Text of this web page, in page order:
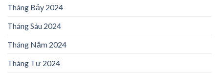
Tháng Bảy 2024
Tháng Sáu 2024
Tháng Năm 2024
Tháng Tư 2024